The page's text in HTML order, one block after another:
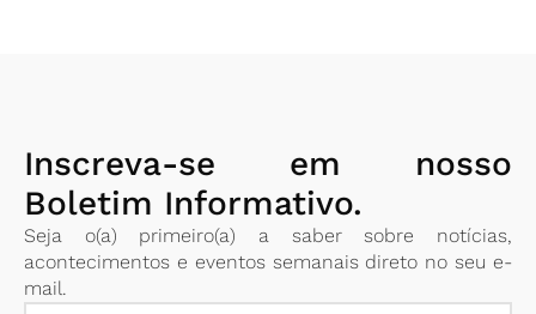
Inscreva-se em nosso
Boletim Informativo.
Seja o(a) primeiro(a) a saber sobre notícias,
acontecimentos e eventos semanais direto no seu e-
mail.